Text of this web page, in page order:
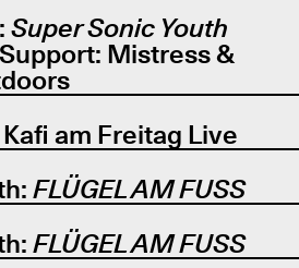
Super Sonic Youth
Mistress &
Kafi am Freitag Live
FLÜGEL AM FUSS
FLÜGEL AM FUSS